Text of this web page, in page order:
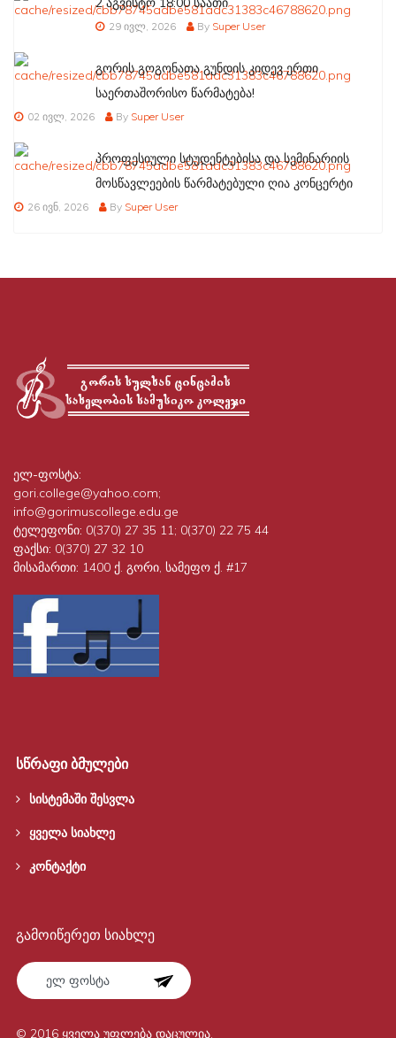
29 ივლ, 2026 By Super User
გორის გოგონათა გუნდის კიდევ ერთი
საერთაშორისო წარმატება!
02 ივლ, 2026 By Super User
პროფესიული სტუდენტებისა და სემინარიის
მოსწავლეების წარმატებული ღია კონცერტი
26 ივნ, 2026 By Super User
ელ-ფოსტა:
gori.college@yahoo.com;
info@gorimuscollege.edu.ge
ტელეფონი: 0(370) 27 35 11; 0(370) 22 75 44
ფაქსი: 0(370) 27 32 10
მისამართი: 1400 ქ. გორი, სამეფო ქ. #17
სწრაფი ბმულები
სისტემაში შესვლა
ყველა სიახლე
კონტაქტი
გამოიწერეთ სიახლე
© 2016 ყველა უფლება დაცულია.